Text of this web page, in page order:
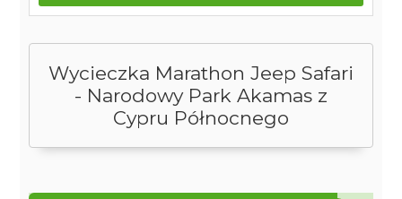
Wycieczka Marathon Jeep Safari
- Narodowy Park Akamas z
Cypru Północnego